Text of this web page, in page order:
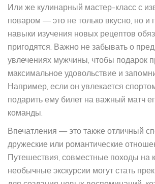
Или же кулинарный мастер-класс с
поваром — это не только вкусно, но и
навыки изучения новых рецептов
пригодятся. Важно не забывать о
увлечениях мужчины, чтобы подарок
максимальное удовольствие и
Например, если он увлекается
подарить ему билет на важный матч
команды.
Впечатления — это также отличный
дружеские или романтические
Путешествия, совместные походы на
необычные экскурсии могут стать